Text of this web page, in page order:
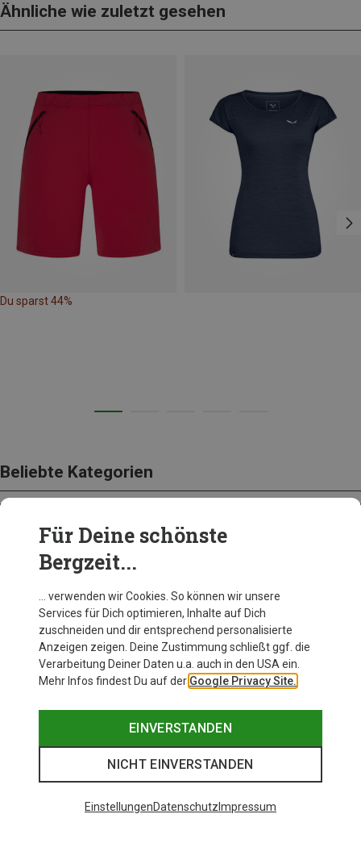
Ähnliche wie zuletzt gesehen
Du sparst 44%
Beliebte Kategorien
BEKLEIDUNG
Für Deine schönste
Bergzeit...
… verwenden wir Cookies. So können wir unsere
Services für Dich optimieren, Inhalte auf Dich
zuschneiden und dir entsprechend personalisierte
Anzeigen zeigen. Deine Zustimmung schließt ggf. die
Verarbeitung Deiner Daten u.a. auch in den USA ein.
Mehr Infos findest Du auf der Google Privacy Site.
EINVERSTANDEN
NICHT EINVERSTANDEN
EinstellungenDatenschutz Impressum